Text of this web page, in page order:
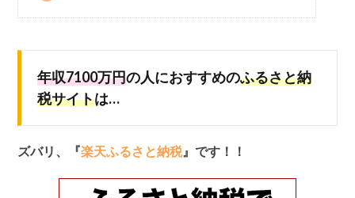
年収7100万円の人におすすめのふるさと納
税サイトは…
ズバリ、『楽天ふるさと納税 』です！！